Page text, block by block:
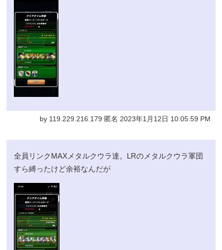
by 119.229.216.179 匿名 2023年1月12日 10:05:59 PM
全員リンクMAXメタルクウラ達。LRのメタルクウラ軍団
すら縛ったけど余裕なんだが